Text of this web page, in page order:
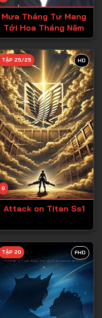
Mưa Tháng Tư Mang
Tới Hoa Tháng Năm
HD
0
TẬP 25/25
Attack on Titan Ss1
FHD
TẬP 20